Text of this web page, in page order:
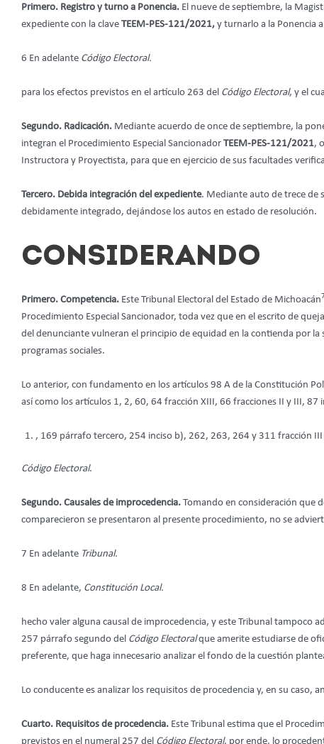
Primero. Registro y turno a Ponencia. El nueve de septiembre, la
expediente con la clave TEEM-PES-121/2021, y turnarlo a la Ponencia
6 En adelante Código Electoral.
para los efectos previstos en el artículo 263 del Código Electoral, y el
Segundo. Radicación. Mediante acuerdo de once de septiembre, la
integran el Procedimiento Especial Sancionador TEEM-PES-121/2021,
Instructora y Proyectista, para que en ejercicio de sus facultades
Tercero. Debida integración del expediente. Mediante auto de trece de
debidamente integrado, dejándose los autos en estado de resolución.
CONSIDERANDO
Primero. Competencia. Este Tribunal Electoral del Estado de Michoacán7
Procedimiento Especial Sancionador, toda vez que en el escrito de
del denunciante vulneran el principio de equidad en la contienda por
programas sociales.
Lo anterior, con fundamento en los artículos 98 A de la Constitución
así como los artículos 1, 2, 60, 64 fracción XIII, 66 fracciones II y III, 87
, 169 párrafo tercero, 254 inciso b), 262, 263, 264 y 311 fracción III
Código Electoral.
Segundo. Causales de improcedencia. Tomando en consideración que
comparecieron se presentaron al presente procedimiento, no se
7 En adelante Tribunal.
8 En adelante, Constitución Local.
hecho valer alguna causal de improcedencia, y este Tribunal tampoco
257 párrafo segundo del Código Electoralque amerite estudiarse de
preferente, que haga innecesario analizar el fondo de la cuestión
Lo conducente es analizar los requisitos de procedencia y, en su caso,
Cuarto. Requisitos de procedencia. Este Tribunal estima que el
previstos en el numeral 257 del Código Electoral, por ende, lo